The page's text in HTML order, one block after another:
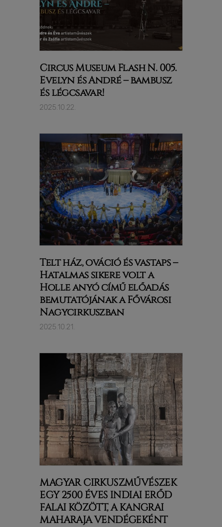
Circus Museum Flash N. 005.
Evelyn és André – bambusz
és légcsavar!
2025.10.22.
Telt ház, ováció és vastaps –
Hatalmas sikere volt a
Holle anyó című előadás
bemutatójának a Fővárosi
Nagycirkuszban
2025.10.21.
MAGYAR CIRKUSZMŰVÉSZEK
EGY 2500 ÉVES INDIAI ERŐD
FALAI KÖZÖTT, A KANGRAI
MAHARAJA VENDÉGEKÉNT